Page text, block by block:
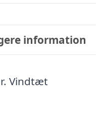
information
Vindtæt